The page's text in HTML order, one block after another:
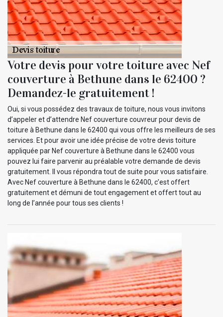
Votre devis pour votre toiture avec Nef
couverture à Bethune dans le 62400 ?
Demandez-le gratuitement !
Oui, si vous possédez des travaux de toiture, nous vous invitons
d’appeler et d’attendre Nef couverture couvreur pour devis de
toiture à Bethune dans le 62400 qui vous offre les meilleurs de ses
services. Et pour avoir une idée précise de votre devis toiture
appliquée par Nef couverture à Bethune dans le 62400 vous
pouvez lui faire parvenir au préalable votre demande de devis
gratuitement. Il vous répondra tout de suite pour vous satisfaire.
Avec Nef couverture à Bethune dans le 62400, c’est offert
gratuitement et démuni de tout engagement et offert tout au
long de l’année pour tous ses clients !